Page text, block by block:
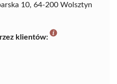
10, 64-200 Wolsztyn
klientów: